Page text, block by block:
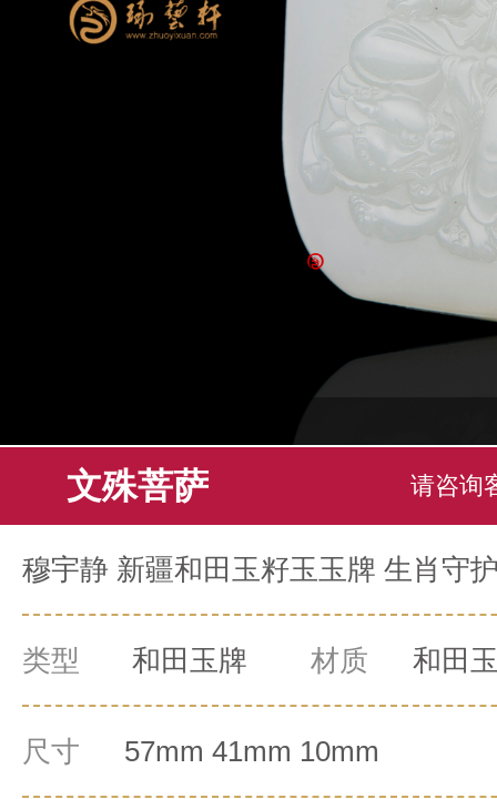
文殊菩萨 请咨询
穆宇静 新疆和田玉籽玉玉牌 生肖守
类型 和田玉牌 材质 和田
尺寸 57mm 41mm 10mm